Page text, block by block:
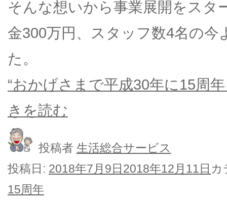
そんな想いから事業展開をスタ
金300万円、スタッフ数4名の
た。
“おかげさまで平成30年に15周
きを読む
投稿者 生活総合サービス
投稿日: 2018年7月9日2018年12月11日
15周年